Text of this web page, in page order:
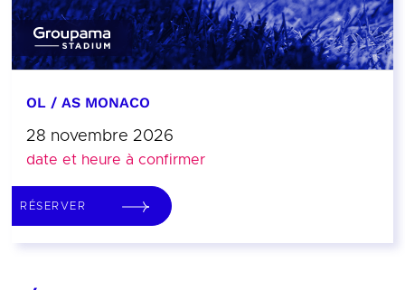
OL / AS MONACO
28 novembre 2026
date et heure à confirmer
RÉSERVER